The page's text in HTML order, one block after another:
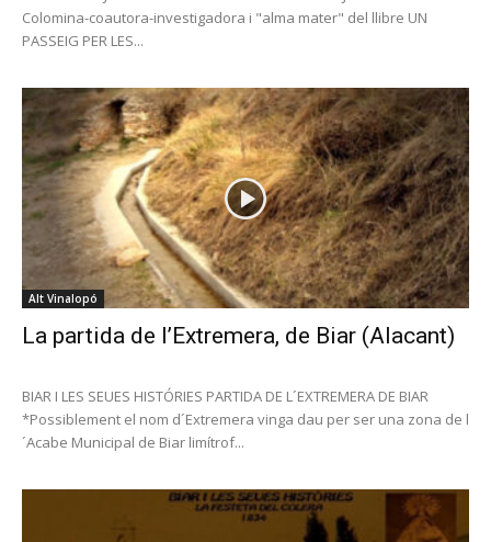
Colomina-coautora-investigadora i "alma mater" del llibre UN
PASSEIG PER LES...
Alt Vinalopó
La partida de l’Extremera, de Biar (Alacant)
BIAR I LES SEUES HISTÓRIES PARTIDA DE L´EXTREMERA DE BIAR
*Possiblement el nom d´Extremera vinga dau per ser una zona de l
´Acabe Municipal de Biar limítrof...